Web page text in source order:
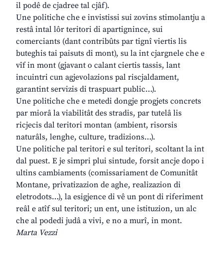
il podê de cjadree tal cjâf).
Une politiche che e invistissi sui zovins stimolantju a
restâ intal lôr teritori di apartignince, sui
comerciants (dant contribûts par tignî viertis lis
buteghis tai paisuts di mont), su la int cjargnele che e
vîf in mont (gjavant o calant ciertis tassis, lant
incuintri cun agjevolazions pal riscjaldament,
garantint servizis di traspuart public…).
Une politiche che e metedi dongje progjets concrets
par miorâ la viabilitât des stradis, par tutelâ lis
ricjecis dal teritori montan (ambient, risorsis
naturâls, lenghe, culture, tradizions…).
Une politiche pal teritori e sul teritori, scoltant la int
dal puest. E je simpri plui sintude, forsit ancje dopo i
ultins cambiaments (comissariament de Comunitât
Montane, privatizazion de aghe, realizazion di
eletrodots…), la esigjence di vê un pont di riferiment
reâl e atîf sul teritori; un ent, une istituzion, un alc
che al podedi judâ a vivi, e no a murî, in mont.
Marta Vezzi